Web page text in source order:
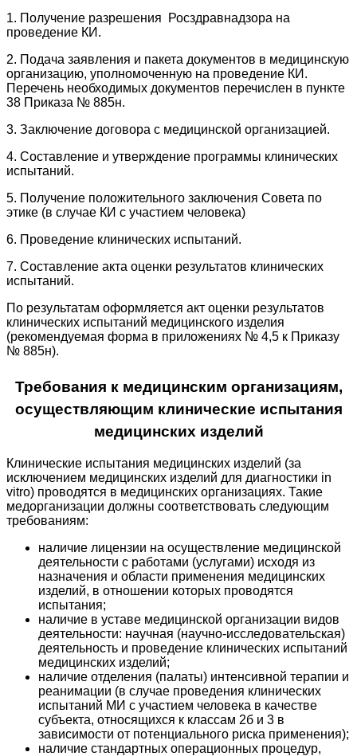
1. Получение разрешения Росздравнадзора на
проведение КИ.
2. Подача заявления и пакета документов в медицинскую
организацию, уполномоченную на проведение КИ.
Перечень необходимых документов перечислен в пункте
38 Приказа № 885н.
3. Заключение договора с медицинской организацией.
4. Составление и утверждение программы клинических
испытаний.
5. Получение положительного заключения Совета по
этике (в случае КИ с участием человека)
6. Проведение клинических испытаний.
7. Составление акта оценки результатов клинических
испытаний.
По результатам оформляется акт оценки результатов
клинических испытаний медицинского изделия
(рекомендуемая форма в приложениях № 4,5 к Приказу
№ 885н).
Требования к медицинским организациям,
осуществляющим клинические испытания
медицинских изделий
Клинические испытания медицинских изделий (за
исключением медицинских изделий для диагностики in
vitro) проводятся в медицинских организациях. Такие
медорганизации должны соответствовать следующим
требованиям:
наличие лицензии на осуществление медицинской
деятельности с работами (услугами) исходя из
назначения и области применения медицинских
изделий, в отношении которых проводятся
испытания;
наличие в уставе медицинской организации видов
деятельности: научная (научно-исследовательская)
деятельность и проведение клинических испытаний
медицинских изделий;
наличие отделения (палаты) интенсивной терапии и
реанимации (в случае проведения клинических
испытаний МИ с участием человека в качестве
субъекта, относящихся к классам 2б и 3 в
зависимости от потенциального риска применения);
наличие стандартных операционных процедур,